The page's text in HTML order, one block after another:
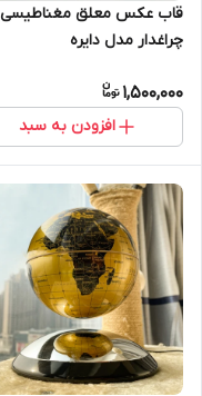
قاب عکس معلق مغناطیسی
چراغدار مدل دایره
1,500,000
افزودن به سبد